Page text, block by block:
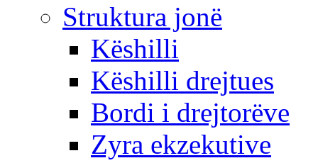
Struktura jonë
Këshilli
Këshilli drejtues
Bordi i drejtorëve
Zyra ekzekutive